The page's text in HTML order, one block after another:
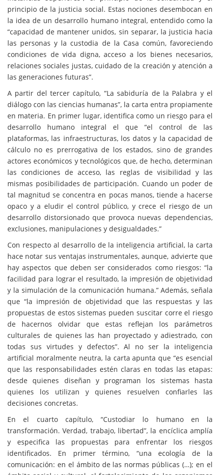
principio de la justicia social. Estas nociones desembocan en
la idea de un desarrollo humano integral, entendido como la
“capacidad de mantener unidos, sin separar, la justicia hacia
las personas y la custodia de la Casa común, favoreciendo
condiciones de vida digna, acceso a los bienes necesarios,
relaciones sociales justas, cuidado de la creación y atención a
las generaciones futuras”.
A partir del tercer capítulo, “La sabiduría de la Palabra y el
diálogo con las ciencias humanas”, la carta entra propiamente
en materia. En primer lugar, identifica como un riesgo para el
desarrollo humano integral el que “el control de las
plataformas, las infraestructuras, los datos y la capacidad de
cálculo no es prerrogativa de los estados, sino de grandes
actores económicos y tecnológicos que, de hecho, determinan
las condiciones de acceso, las reglas de visibilidad y las
mismas posibilidades de participación. Cuando un poder de
tal magnitud se concentra en pocas manos, tiende a hacerse
opaco y a eludir el control público, y crece el riesgo de un
desarrollo distorsionado que provoca nuevas dependencias,
exclusiones, manipulaciones y desigualdades.”
Con respecto al desarrollo de la inteligencia artificial, la carta
hace notar sus ventajas instrumentales, aunque, advierte que
hay aspectos que deben ser considerados como riesgos: “la
facilidad para lograr el resultado, la impresión de objetividad
y la simulación de la comunicación humana.” Además, señala
que “la impresión de objetividad que las respuestas y las
propuestas de estos sistemas pueden suscitar corre el riesgo
de hacernos olvidar que estas reflejan los parámetros
culturales de quienes las han proyectado y adiestrado, con
todas sus virtudes y defectos”. Al no ser la inteligencia
artificial moralmente neutra, la carta apunta que “es esencial
que las responsabilidades estén claras en todas las etapas:
desde quienes diseñan y programan los sistemas hasta
quienes los utilizan y quienes resuelven confiarles las
decisiones concretas.
En el cuarto capítulo, “Custodiar lo humano en la
transformación. Verdad, trabajo, libertad”, la encíclica amplía
y especifica las propuestas para enfrentar los riesgos
identificados. En primer término, “una ecología de la
comunicación: en el ámbito de las normas públicas (…); en el